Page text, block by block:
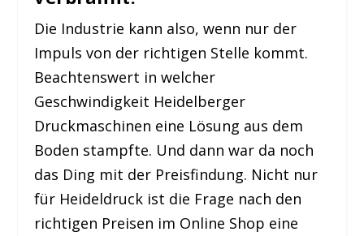
Die Industrie kann also, wenn nur der
Impuls von der richtigen Stelle kommt.
Beachtenswert in welcher
Geschwindigkeit Heidelberger
Druckmaschinen eine Lösung aus dem
Boden stampfte. Und dann war da noch
das Ding mit der Preisfindung. Nicht nur
für Heideldruck ist die Frage nach den
richtigen Preisen im Online Shop eine